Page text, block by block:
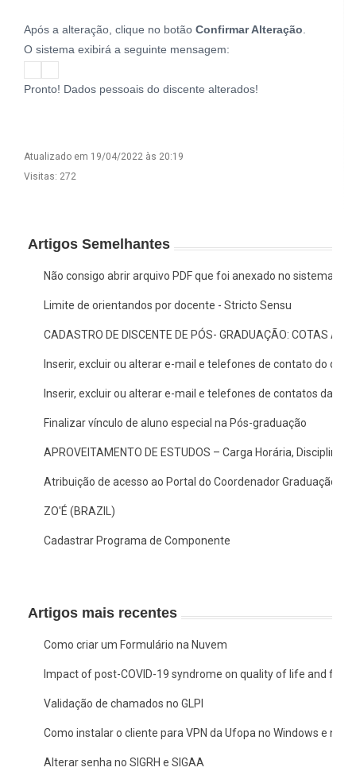
Após a alteração, clique no botão Confirmar Alteração
O sistema exibirá a seguinte mensagem:
Pronto! Dados pessoais do discente alterados!
Atualizado em 19/04/2022 às 20:19
Visitas: 272
Artigos Semelhantes
Não consigo abrir arquivo PDF que foi anexado no sistema, o
Limite de orientandos por docente - Stricto Sensu
CADASTRO DE DISCENTE DE PÓS- GRADUAÇÃO: COTAS AF E
Inserir, excluir ou alterar e-mail e telefones de contato do
Inserir, excluir ou alterar e-mail e telefones de contatos da
Finalizar vínculo de aluno especial na Pós-graduação
APROVEITAMENTO DE ESTUDOS – Carga Horária, Disciplina/
Atribuição de acesso ao Portal do Coordenador Graduação no
ZO'É (BRAZIL)
Cadastrar Programa de Componente
Artigos mais recentes
Como criar um Formulário na Nuvem
Impact of post-COVID-19 syndrome on quality of life and
Validação de chamados no GLPI
Como instalar o cliente para VPN da Ufopa no Windows e no
Alterar senha no SIGRH e SIGAA